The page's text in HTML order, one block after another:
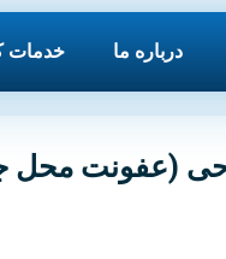
درباره ما خدمات
(عفونت محل